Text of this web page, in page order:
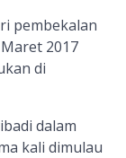
pembekalan
2017
di
dalam
kali dimulau